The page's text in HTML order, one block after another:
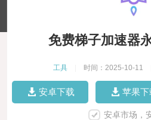
免费梯子加速器
工具 时间：2025-10-11
安卓下载 苹果下
安卓市场，